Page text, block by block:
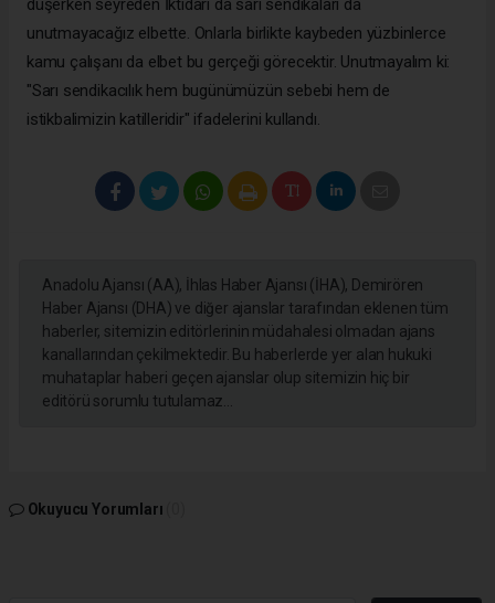
düşerken seyreden İktidarı da sarı sendikaları da
unutmayacağız elbette. Onlarla birlikte kaybeden yüzbinlerce
kamu çalışanı da elbet bu gerçeği görecektir. Unutmayalım ki:
"Sarı sendikacılık hem bugünümüzün sebebi hem de
istikbalimizin katilleridir" ifadelerini kullandı.
Anadolu Ajansı (AA), İhlas Haber Ajansı (İHA), Demirören
Haber Ajansı (DHA) ve diğer ajanslar tarafından eklenen tüm
haberler, sitemizin editörlerinin müdahalesi olmadan ajans
kanallarından çekilmektedir. Bu haberlerde yer alan hukuki
muhataplar haberi geçen ajanslar olup sitemizin hiç bir
editörü sorumlu tutulamaz...
Okuyucu Yorumları